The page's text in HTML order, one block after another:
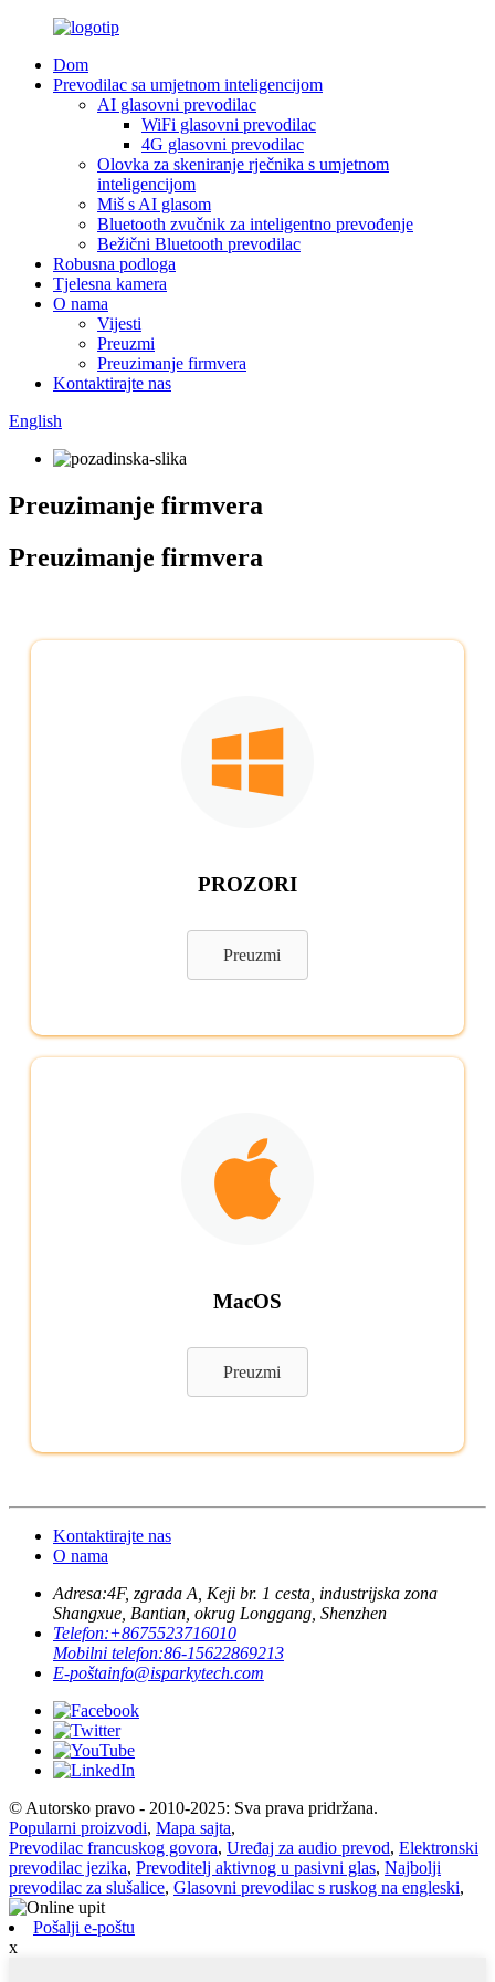
Dom
Prevodilac sa umjetnom inteligencijom
AI glasovni prevodilac
WiFi glasovni prevodilac
4G glasovni prevodilac
Olovka za skeniranje rječnika s umjetnom
inteligencijom
Miš s AI glasom
Bluetooth zvučnik za inteligentno prevođenje
Bežični Bluetooth prevodilac
Robusna podloga
Tjelesna kamera
O nama
Vijesti
Preuzmi
Preuzimanje firmvera
Kontaktirajte nas
English
Preuzimanje firmvera
Preuzimanje firmvera
PROZORI
Preuzmi
MacOS
Preuzmi
Kontaktirajte nas
O nama
Adresa:4F, zgrada A, Keji br. 1 cesta, industrijska zona
Shangxue, Bantian, okrug Longgang, Shenzhen
Telefon:+8675523716010
Mobilni telefon:86-15622869213
E-poštainfo@isparkytech.com
© Autorsko pravo - 2010-2025: Sva prava pridržana.
Popularni proizvodi, Mapa sajta,
Prevodilac francuskog govora, Uređaj za audio prevod, Elektronski
prevodilac jezika, Prevoditelj aktivnog u pasivni glas, Najbolji
prevodilac za slušalice, Glasovni prevodilac s ruskog na engleski,
Pošalji e-poštu
x